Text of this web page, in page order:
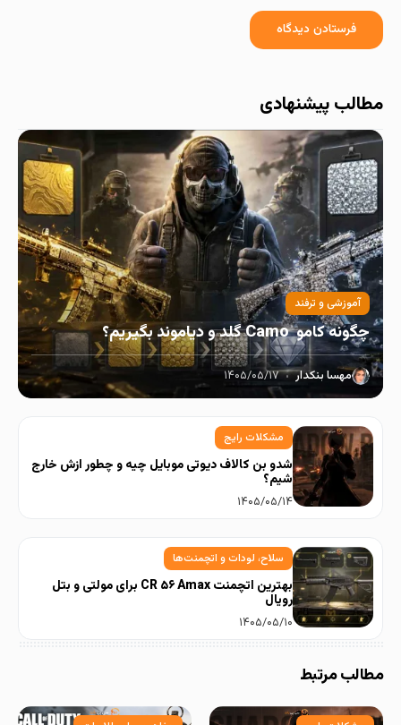
مطالب پیشنهادی
آموزشی و ترفند
چگونه کامو Camo گلد و دیاموند بگیریم؟
مهسا بنکدار ۱۴۰۵/۰۵/۱۷
مشکلات رایج
شدو بن کالاف دیوتی موبایل چیه و چطور ازش خارج
شیم؟
۱۴۰۵/۰۵/۱۴
سلاح، لودات و اتچمنت‌ها
بهترین اتچمنت CR ۵۶ Amax برای مولتی و بتل
رویال
۱۴۰۵/۰۵/۱۰
مطالب مرتبط